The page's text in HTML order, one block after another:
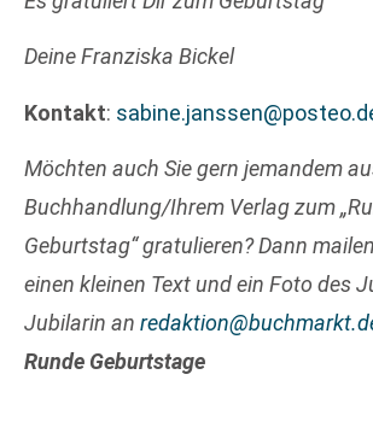
Deine Franziska Bickel
Kontakt:
Möchten auch Sie gern jemandem
Buchhandlung/Ihrem Verlag zum
Geburtstag“ gratulieren? Dann
einen kleinen Text und ein Foto des
Jubilarin an
Runde Geburtstage